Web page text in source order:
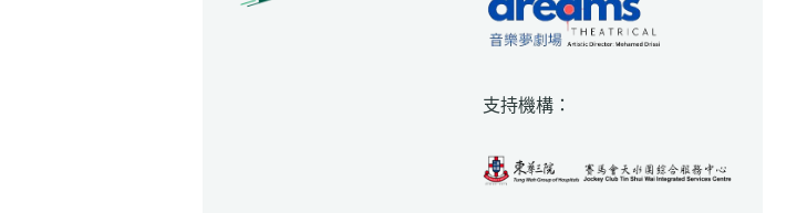
支持機構：